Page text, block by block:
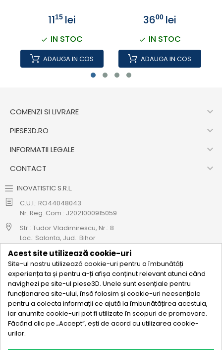
1115 lei
IN STOC
ADAUGA IN COS
3600 lei
IN STOC
ADAUGA IN COS
COMENZI SI LIVRARE 
PIESE3D.RO 
INFORMATII LEGALE 
CONTACT 
INOVATISTIC S.R.L.
C.U.I.: RO44048043
Nr. Reg. Com.: J2021000915059
Str.: Tudor Vladimirescu, Nr.: 8
Loc.: Salonta, Jud.: Bihor
Cod CAEN: 4712
0771 695 908
hello@piese3d.ro
ABONEAZA-TE LA NEWSLETTER 
Urmareste-ne pe rețelele sociale si fii primul care afla de noile
noastre promoții!
Acest site utilizează cookie-uri
Site-ul nostru utilizează cookie-uri pentru a îmbunătăți
experiența ta și pentru a-ți afișa conținut relevant atunci când
navighezi pe site-ul piese3D. Unele sunt esențiale pentru
funcționarea site-ului, însă folosim și cookie-uri neesențiale
pentru a colecta informații ce ajută la îmbunătățirea acestuia,
iar anumite cookie-uri pot fi utilizate în scopuri de promovare.
Făcând clic pe „Accept”, ești de acord cu utilizarea cookie-
urilor.